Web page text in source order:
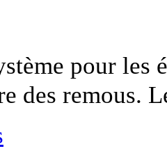
pour les
des remous.